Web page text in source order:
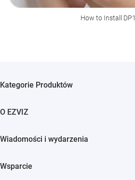
How to Install DP1
Kategorie Produktów
O EZVIZ
Trust Center
Wiadomości i wydarzenia
Wsparcie